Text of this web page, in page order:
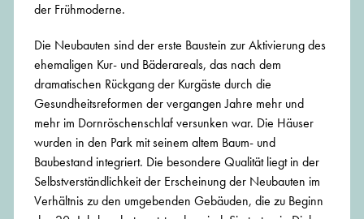
der Frühmoderne.
Die Neubauten sind der erste Baustein zur Aktivierung des
ehemaligen Kur- und Bäderareals, das nach dem
dramatischen Rückgang der Kurgäste durch die
Gesundheitsreformen der vergangen Jahre mehr und
mehr im Dornröschenschlaf versunken war. Die Häuser
wurden in den Park mit seinem altem Baum- und
Baubestand integriert. Die besondere Qualität liegt in der
Selbstverständlichkeit der Erscheinung der Neubauten im
Verhältnis zu den umgebenden Gebäuden, die zu Beginn